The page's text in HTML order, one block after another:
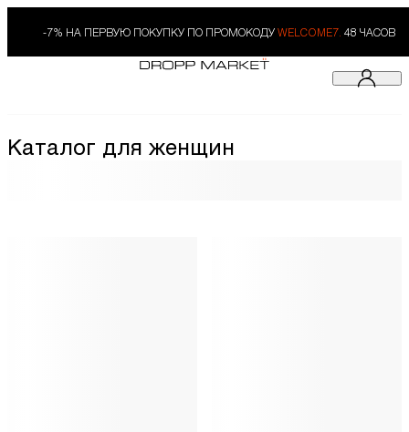
-7% НА ПЕРВУЮ ПОКУПКУ ПО ПРОМОКОДУ WELCOME7. 48 ЧАСОВ
Каталог для женщин